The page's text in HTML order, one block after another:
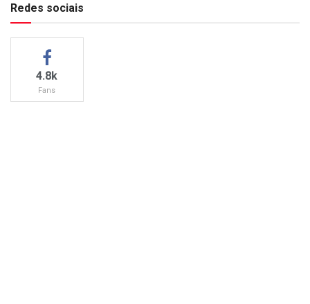
Redes sociais
4.8k
Fans